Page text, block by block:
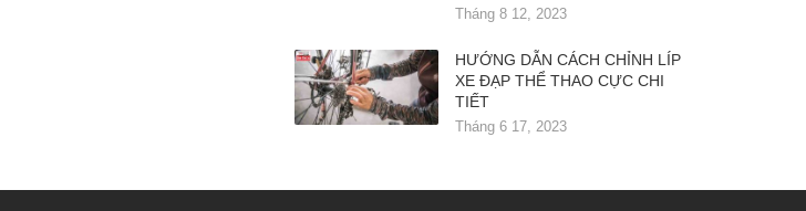
Tháng 8 12, 2023
HƯỚNG DẪN CÁCH CHỈNH LÍP
XE ĐẠP THỂ THAO CỰC CHI
TIẾT
Tháng 6 17, 2023